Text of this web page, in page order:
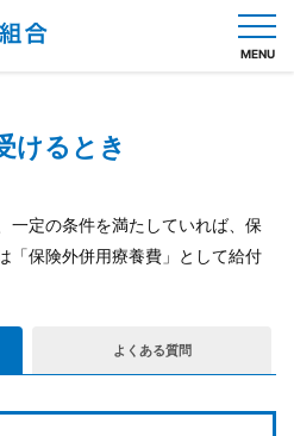
MENU
けるとき
一定の条件を満たしていれば、保
「保険外併用療養費」として給付
よくある質問